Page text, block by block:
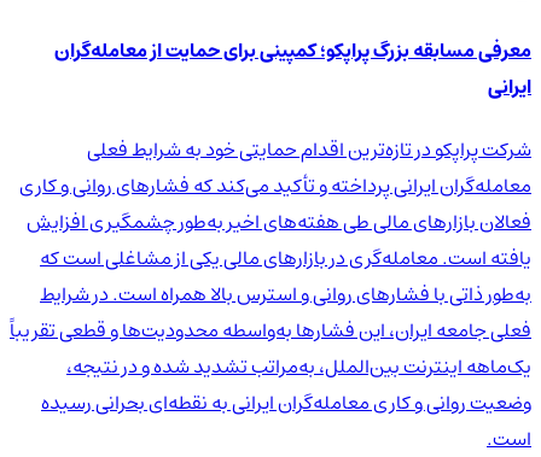
معرفی مسابقه بزرگ پراپکو؛ کمپینی برای حمایت از معامله‌گران
ایرانی
شرکت پراپکو در تازه‌ترین اقدام حمایتی خود به شرایط فعلی
معامله‌گران ایرانی پرداخته و تأکید می‌کند که فشارهای روانی و کاری
فعالان بازارهای مالی طی هفته‌های اخیر به‌طور چشمگیری افزایش
یافته است. معامله‌گری در بازارهای مالی یکی از مشاغلی است که
به‌طور ذاتی با فشارهای روانی و استرس بالا همراه است. در شرایط
فعلی جامعه ایران، این فشارها به‌واسطه محدودیت‌ها و قطعی تقریباً
یک‌ماهه اینترنت بین‌الملل، به‌مراتب تشدید شده و در نتیجه،
وضعیت روانی و کاری معامله‌گران ایرانی به نقطه‌ای بحرانی رسیده
است.